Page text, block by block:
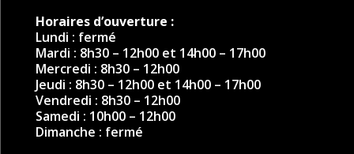
Horaires d’ouverture :
Lundi : fermé
Mardi : 8h30 – 12h00 et 14h00 – 17h00
Mercredi : 8h30 – 12h00
Jeudi : 8h30 – 12h00 et 14h00 – 17h00
Vendredi : 8h30 – 12h00
Samedi : 10h00 – 12h00
Dimanche : fermé